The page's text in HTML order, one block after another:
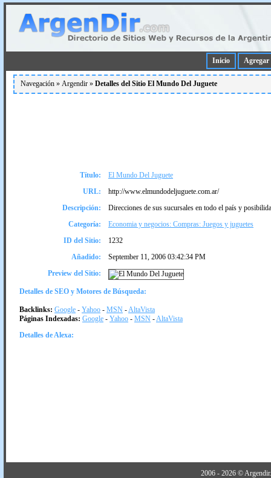
Inicio Agregar
Navegación » Argendir » Detalles del Sitio El Mundo Del Juguete
Título:
El Mundo Del Juguete
URL:
http://www.elmundodeljuguete.com.ar/
Descripción:
Direcciones de sus sucursales en todo el paí­s y
Categoría:
Economia y negocios: Compras: Juegos y juguetes
ID del Sitio:
1232
Añadido:
September 11, 2006 03:42:34 PM
Preview del Sitio:
Detalles de SEO y Motores de Búsqueda:
Backlinks: Google - Yahoo - MSN -AltaVista
Páginas Indexadas: Google - Yahoo - MSN -AltaVista
Detalles de Alexa:
2006 - 2026 ©